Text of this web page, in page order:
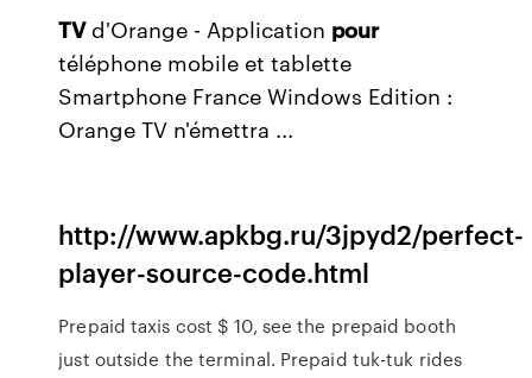
TVd'Orange - Application pour
téléphone mobile et tablette
Smartphone France Windows Edition :
Orange TV n'émettra ...
http://www.apkbg.ru/3jpyd2/perfect-
player-source-code.html
Prepaid taxis cost $ 10, see the prepaid booth
just outside the terminal. Prepaid tuk-tuk rides